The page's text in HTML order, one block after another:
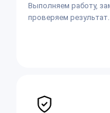
Выполняем работу,
проверяем результат.